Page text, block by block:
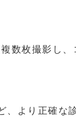
数枚撮影し
より正確な